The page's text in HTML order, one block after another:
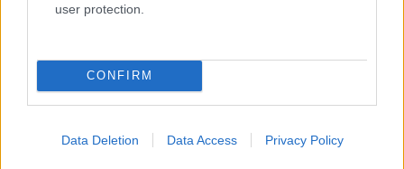
user protection.
CONFIRM
Data Deletion Data Access Privacy Policy
όπου μπορείτε να χαλαρώσετε μετά τις βόλτες σας στο